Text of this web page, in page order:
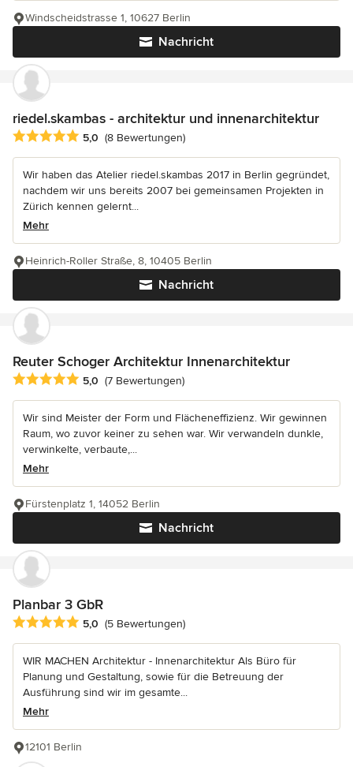
Nachricht
Windscheidstrasse 1, 10627 Berlin
riedel.skambas - architektur und innenarchitektur
Durchschnittliche Bewertung: 5 von 5 Sternen
5,0 (8 Bewertungen)
Wir haben das Atelier riedel.skambas 2017 in Berlin gegründet,
nachdem wir uns bereits 2007 bei gemeinsamen Projekten in
Zürich kennen gelernt...
Mehr
Nachricht
Heinrich-Roller Straße, 8, 10405 Berlin
Reuter Schoger Architektur Innenarchitektur
Durchschnittliche Bewertung: 5 von 5 Sternen
5,0 (7 Bewertungen)
Wir sind Meister der Form und Flächeneffizienz. Wir gewinnen
Raum, wo zuvor keiner zu sehen war. Wir verwandeln dunkle,
verwinkelte, verbaute,...
Mehr
Nachricht
Fürstenplatz 1, 14052 Berlin
Planbar 3 GbR
Durchschnittliche Bewertung: 5 von 5 Sternen
5,0 (5 Bewertungen)
WIR MACHEN Architektur - Innenarchitektur Als Büro für
Planung und Gestaltung, sowie für die Betreuung der
Ausführung sind wir im gesamte...
Mehr
12101 Berlin